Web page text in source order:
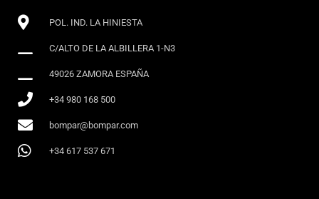
POL. IND. LA HINIESTA
C/ALTO DE LA ALBILLERA 1-N3
49026 ZAMORA ESPAÑA
+34 980 168 500
bompar@bompar.com
+34 617 537 671